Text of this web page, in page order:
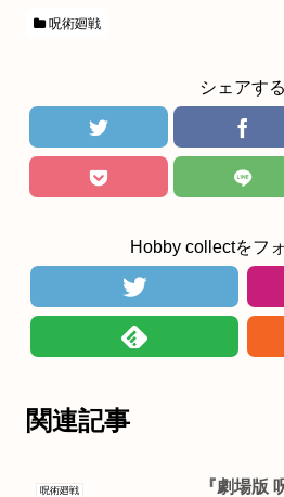
呪術廻戦
シェアする
Hobby collectをフ
関連記事
呪術廻戦
『劇場版